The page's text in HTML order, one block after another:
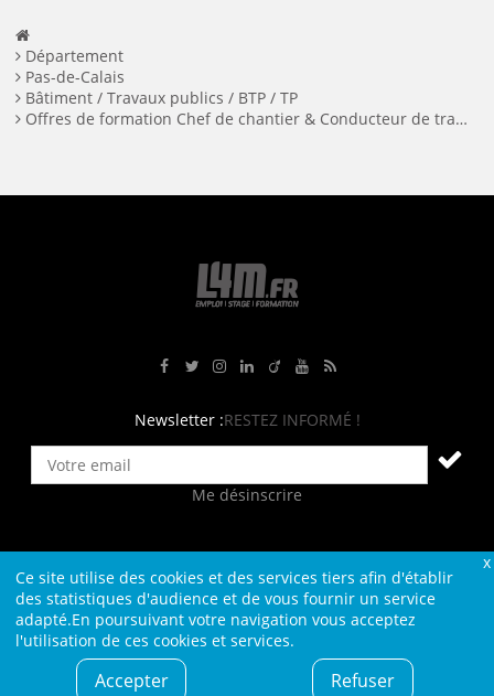
Ce site utilise des cookies et des services tiers afin d'établir
des statistiques d'audience et de vous fournir un service
adapté.En poursuivant votre navigation vous acceptez
l'utilisation de ces cookies et services.
Accepter Refuser
Département
Pas-de-Calais
Bâtiment / Travaux publics / BTP / TP
Offres de formation Chef de chantier & Conducteur de travaux en Pas-de-Calais
Newsletter :RESTEZ INFORMÉ !
Me désinscrire
Contact Plan du site Qui sommes-nous ?
Liens
Charte L4M
Conditions Générales
Cookies et confidentialité
Informations légales